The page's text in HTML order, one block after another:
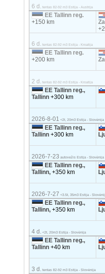
6 d. tentas 82-92 m3 Estija - Austrija
EE Tallinn reg.
+150 km
6 d. tentas 82-92 m3 Estija - Kroatija
EE Tallinn reg.
+200 km
2 d. tentas 82-92 m3 Estija - Kroatija
EE Tallinn reg.,
Tallinn+300 km
2026-8-01 <2t, 20m3 Estija - Slovėnija
EE Tallinn reg.,
Tallinn+300 km
2026-7-23 autovežis Estija - Slovėnija
EE Tallinn reg.,
Tallinn,+350 km
2026-7-27 <3.5t, 35m3 Estija -
EE Tallinn reg.,
Tallinn,+350 km
4 d. <2t, 20m3 Estija - Slovėnija
EE Tallinn reg.,
Tallinn+40 km
3 d. tentas 82-92 m3 Estija - Slovėnija